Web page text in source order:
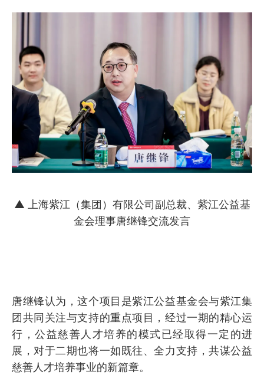
▲ 上海紫江（集团）有限公司副总裁、紫江公益基
金会理事唐继锋交流发言
唐继锋认为，这个项目是紫江公益基金会与紫江集
团共同关注与支持的重点项目，经过一期的精心运
行，公益慈善人才培养的模式已经取得一定的进
展，对于二期也将一如既往、全力支持，共谋公益
慈善人才培养事业的新篇章。